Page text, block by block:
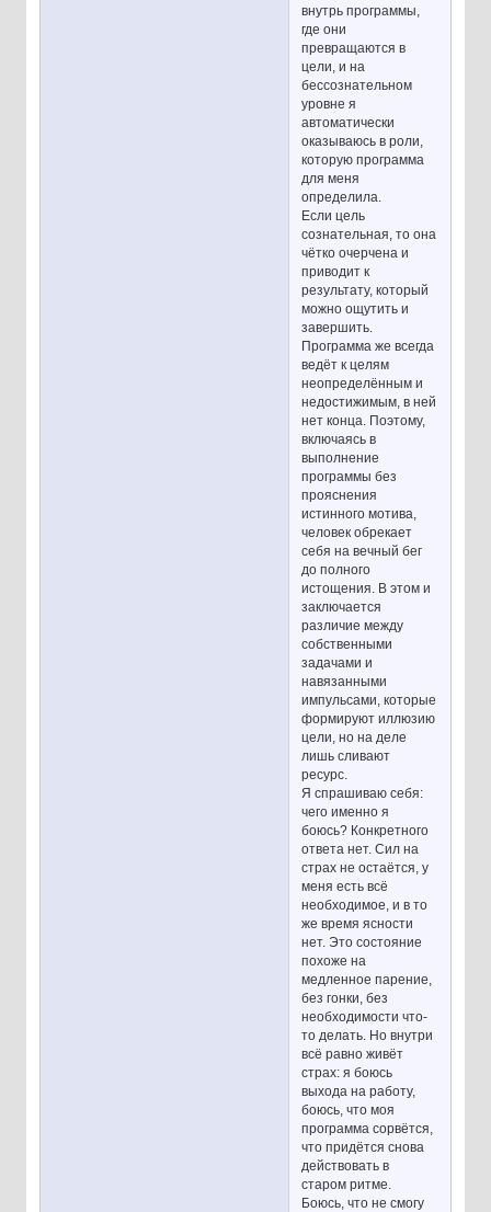
внутрь программы,
где они
превращаются в
цели, и на
бессознательном
уровне я
автоматически
оказываюсь в роли,
которую программа
для меня
определила.
Если цель
сознательная, то она
чётко очерчена и
приводит к
результату, который
можно ощутить и
завершить.
Программа же всегда
ведёт к целям
неопределённым и
недостижимым, в ней
нет конца. Поэтому,
включаясь в
выполнение
программы без
прояснения
истинного мотива,
человек обрекает
себя на вечный бег
до полного
истощения. В этом и
заключается
различие между
собственными
задачами и
навязанными
импульсами, которые
формируют иллюзию
цели, но на деле
лишь сливают
ресурс.
Я спрашиваю себя:
чего именно я
боюсь? Конкретного
ответа нет. Сил на
страх не остаётся, у
меня есть всё
необходимое, и в то
же время ясности
нет. Это состояние
похоже на
медленное парение,
без гонки, без
необходимости что-
то делать. Но внутри
всё равно живёт
страх: я боюсь
выхода на работу,
боюсь, что моя
программа сорвётся,
что придётся снова
действовать в
старом ритме.
Боюсь, что не смогу